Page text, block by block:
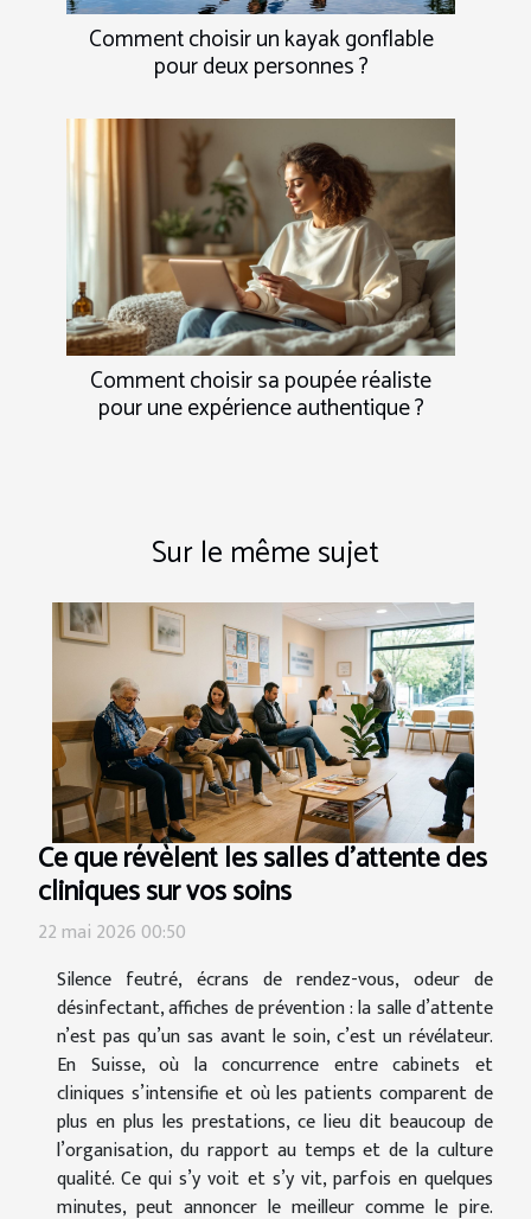
Comment choisir un kayak gonflable
pour deux personnes ?
Comment choisir sa poupée réaliste
pour une expérience authentique ?
Sur le même sujet
Ce que révèlent les salles d’attente des
cliniques sur vos soins
22 mai 2026 00:50
Silence feutré, écrans de rendez-vous, odeur de
désinfectant, affiches de prévention : la salle d’attente
n’est pas qu’un sas avant le soin, c’est un révélateur.
En Suisse, où la concurrence entre cabinets et
cliniques s’intensifie et où les patients comparent de
plus en plus les prestations, ce lieu dit beaucoup de
l’organisation, du rapport au temps et de la culture
qualité. Ce qui s’y voit et s’y vit, parfois en quelques
minutes, peut annoncer le meilleur comme le pire.